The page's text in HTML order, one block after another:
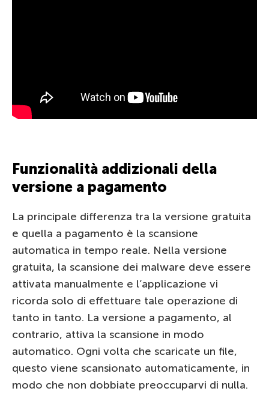
Funzionalità addizionali della
versione a pagamento
La principale differenza tra la versione gratuita
e quella a pagamento è la scansione
automatica in tempo reale. Nella versione
gratuita, la scansione dei malware deve essere
attivata manualmente e l’applicazione vi
ricorda solo di effettuare tale operazione di
tanto in tanto. La versione a pagamento, al
contrario, attiva la scansione in modo
automatico. Ogni volta che scaricate un file,
questo viene scansionato automaticamente, in
modo che non dobbiate preoccuparvi di nulla.